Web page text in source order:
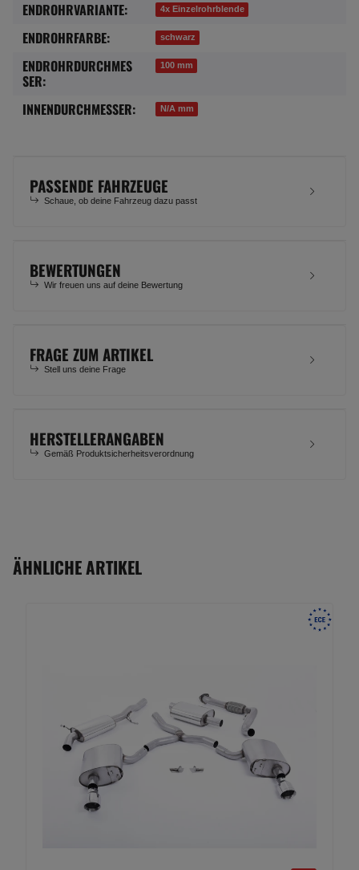
ENDROHRVARIANTE: 4x Einzelrohrblende
ENDROHRFARBE: schwarz
ENDROHRDURCHMES
SER:
100 mm
INNENDURCHMESSER: N/A mm
PASSENDE FAHRZEUGE
Schaue, ob deine Fahrzeug dazu passt
BEWERTUNGEN
Wir freuen uns auf deine Bewertung
FRAGE ZUM ARTIKEL
Stell uns deine Frage
HERSTELLERANGABEN
Gemäß Produktsicherheitsverordnung
ÄHNLICHE ARTIKEL